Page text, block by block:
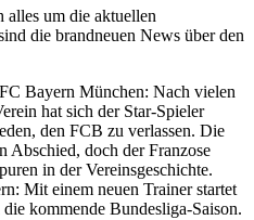
alles um die aktuellen
die brandneuen News über den
Bayern München: Nach vielen
hat sich der Star-Spieler
den FCB zu verlassen. Die
Abschied, doch der Franzose
in der Vereinsgeschichte.
Mit einem neuen Trainer startet
kommende Bundesliga-Saison.